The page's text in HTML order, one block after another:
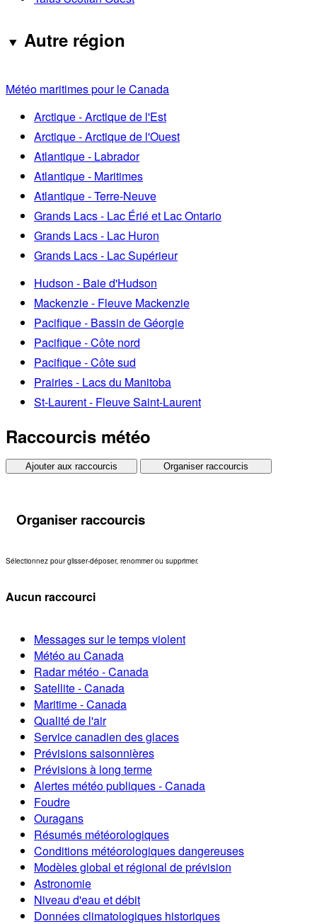
Autre région
Météo maritimes pour le Canada
Arctique - Arctique de l'Est
Arctique - Arctique de l'Ouest
Atlantique - Labrador
Atlantique - Maritimes
Atlantique - Terre-Neuve
Grands Lacs - Lac Érié et Lac Ontario
Grands Lacs - Lac Huron
Grands Lacs - Lac Supérieur
Hudson - Baie d'Hudson
Mackenzie - Fleuve Mackenzie
Pacifique - Bassin de Géorgie
Pacifique - Côte nord
Pacifique - Côte sud
Prairies - Lacs du Manitoba
St-Laurent - Fleuve Saint-Laurent
Raccourcis météo
Ajouter aux raccourcis Organiser raccourcis
Organiser raccourcis
Sélectionnez pour glisser-déposer, renommer ou supprimer.
Aucun raccourci
Messages sur le temps violent
Météo au Canada
Radar météo - Canada
Satellite - Canada
Maritime - Canada
Qualité de l'air
Service canadien des glaces
Prévisions saisonnières
Prévisions à long terme
Alertes météo publiques - Canada
Foudre
Ouragans
Résumés météorologiques
Conditions météorologiques dangereuses
Modèles global et régional de prévision
Astronomie
Niveau d'eau et débit
Données climatologiques historiques